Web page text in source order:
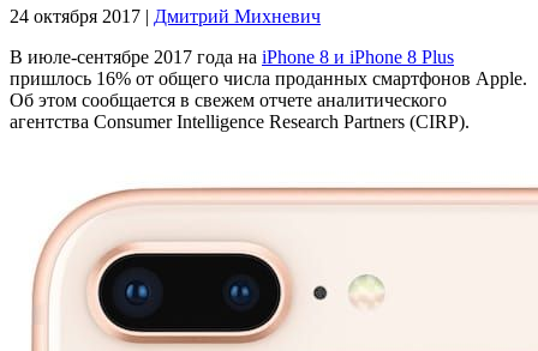
24 октября 2017 | Дмитрий Михневич
В июле-сентябре 2017 года на iPhone 8 и iPhone 8 Plus
пришлось 16% от общего числа проданных смартфонов Apple.
Об этом сообщается в свежем отчете аналитического
агентства Consumer Intelligence Research Partners (CIRP).